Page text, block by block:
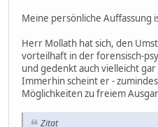
Meine persönliche Auffassung
Herr Mollath hat sich, den
vorteilhaft in der forensisch-
und gedenkt auch vielleicht
Immerhin scheint er -
Möglichkeiten zu freiem
Zitat